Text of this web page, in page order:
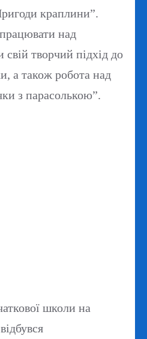
краплини”.
над
свій творчий підхід до
а також робота над
з парасолькою”.
школи на